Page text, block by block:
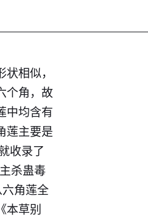
相似，
个角，故
中均含有
莲主要是
收录了
杀蛊毒
角莲全
本草别